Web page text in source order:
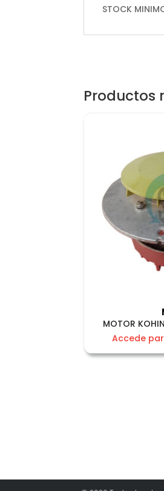
STOCK
Productos
MOTOR
Accede